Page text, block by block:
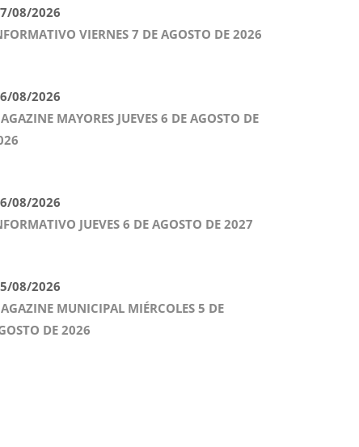
08/2026
VIERNES 7 DE AGOSTO DE 2026
08/2026
MAYORES JUEVES 6 DE AGOSTO DE
08/2026
JUEVES 6 DE AGOSTO DE 2027
08/2026
MUNICIPAL MIÉRCOLES 5 DE
DE 2026